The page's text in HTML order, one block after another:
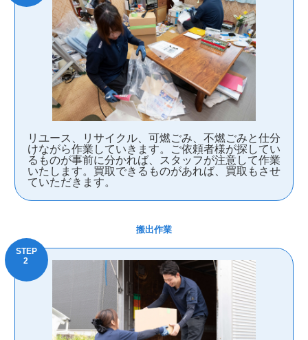
リユース、リサイクル、可燃ごみ、不燃ごみと仕分
けながら作業していきます。ご依頼者様が探してい
るものが事前に分かれば、スタッフが注意して作業
いたします。買取できるものがあれば、買取もさせ
ていただきます。
搬出作業